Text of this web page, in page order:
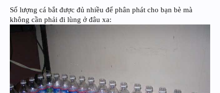
Số lượng cá bắt được đủ nhiều để phân phát cho bạn bè mà
không cần phải đi lùng ở đâu xa: